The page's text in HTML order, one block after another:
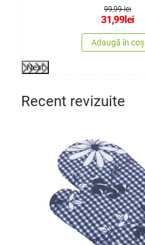
99,99 lei
31,99lei
Adaugă în coș
Next
Recent revizuite